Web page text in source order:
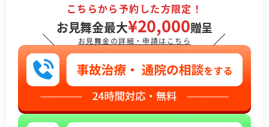
＼
こちらから予約した方限定！
お見舞金最大¥20,000贈呈
お見舞金の詳細・申請はこちら ／